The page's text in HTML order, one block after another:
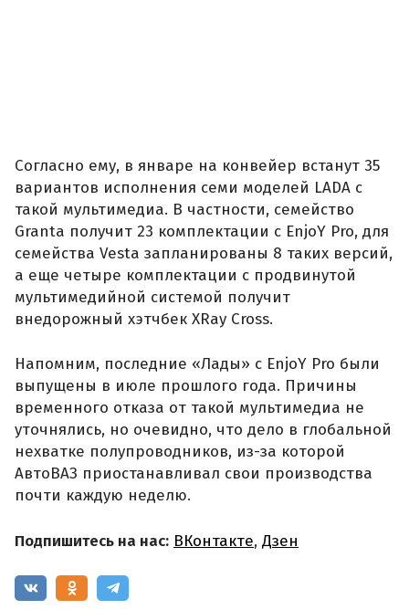
Согласно ему, в январе на конвейер встанут 35
вариантов исполнения семи моделей LADA с
такой мультимедиа. В частности, семейство
Granta получит 23 комплектации с EnjoY Pro, для
семейства Vesta запланированы 8 таких версий,
а еще четыре комплектации с продвинутой
мультимедийной системой получит
внедорожный хэтчбек XRay Cross.
Напомним, последние «Лады» с EnjoY Pro были
выпущены в июле прошлого года. Причины
временного отказа от такой мультимедиа не
уточнялись, но очевидно, что дело в глобальной
нехватке полупроводников, из-за которой
АвтоВАЗ приостанавливал свои производства
почти каждую неделю.
Подпишитесь на нас: ВКонтакте, Дзен